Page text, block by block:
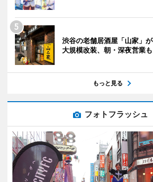
渋谷の老舗居酒屋「山家」
大規模改装、朝・深夜営業も
もっと見る
フォトフラッシュ